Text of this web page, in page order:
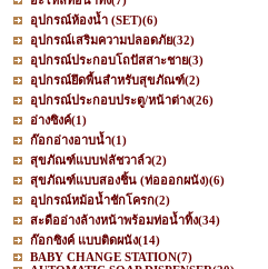
อุปกรณ์ห้องน้ำ (SET)(6)
อุปกรณ์เสริมความปลอดภัย(32)
อุปกรณ์ประกอบโถปัสสาะชาย(3)
อุปกรณ์ยึดพื้นสำหรับสุขภัณฑ์(2)
อุปกรณ์ประกอบประตู/หน้าต่าง(26)
อ่างซิงค์(1)
ก๊อกอ่างอาบน้ำ(1)
สุขภัณฑ์แบบฟลัชวาล์ว(2)
สุขภัณฑ์แบบสองชิ้น (ท่อออกผนัง)(6)
อุปกรณ์หม้อน้ำชักโครก(2)
สะดืออ่างล้างหน้าพร้อมท่อน้ำทิ้ง(34)
ก๊อกซิงค์ แบบติดผนัง(14)
BABY CHANGE STATION(7)